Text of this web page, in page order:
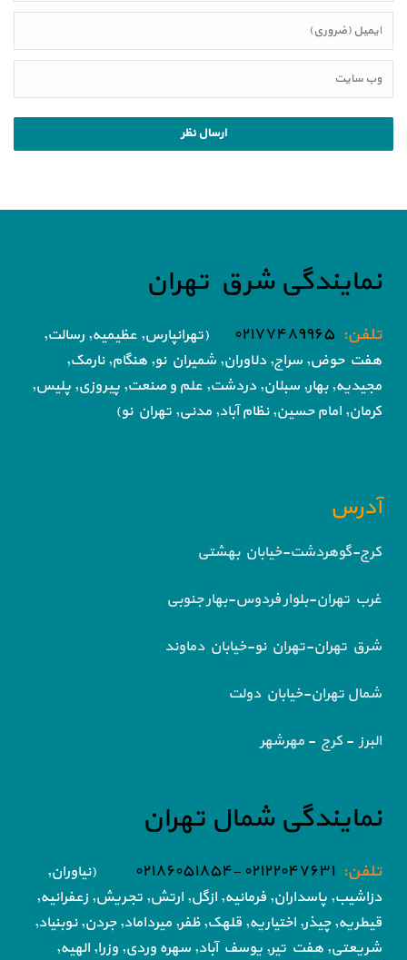
نمایندگی شرق تهران
تلفن: ۰۲۱۷۷۴۸۹۹۶۵
(تهرانپارس, عظیمیه, رسالت,
هفت حوض, سراج, دلاوران, شمیران نو, هنگام, نارمک,
مجیدیه, بهار, سبلان, دردشت, علم و صنعت, پیروزی, پلیس,
کرمان, امام حسین, نظام آباد, مدنی, تهران نو)
آدرس
کرج-گوهردشت-خیابان بهشتی
غرب تهران-بلوار فردوس-بهار جنوبی
شرق تهران-تهران نو-خیابان دماوند
شمال تهران-خیابان دولت
البرز - کرج - مهرشهر
نمایندگی شمال تهران
تلفن: ۰۲۱۲۲۰۴۷۶۳۱ -۰۲۱۸۶۰۵۱۸۵۴
(نیاوران,
دزاشیب, پاسداران, فرمانیه, ازگل, ارتش, تجریش, زعفرانیه,
قیطریه, چیذر, اختیاریه, قلهک, ظفر, میرداماد, جردن, نوبنیاد,
شریعتی, هفت تیر, یوسف آباد, سهره وردی, وزرا, الهیه,